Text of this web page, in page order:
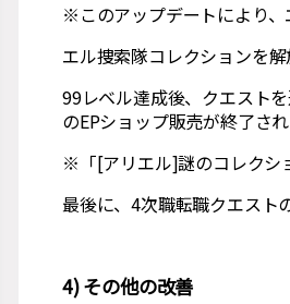
※このアップデートにより
エル捜索隊コレクションを
99レベル達成後、クエスト
のEPショップ販売が終了さ
※「[アリエル]謎のコレクシ
最後に、4次職転職クエスト
4) その他の改善